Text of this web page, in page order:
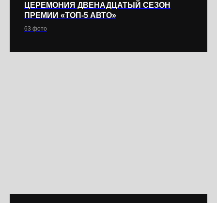
ЦЕРЕМОНИЯ ДВЕНАДЦАТЫЙ СЕЗОН
ПРЕМИИ «ТОП-5 АВТО»
63 фото